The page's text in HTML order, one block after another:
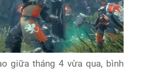
giữa tháng 4 vừa qua, bình